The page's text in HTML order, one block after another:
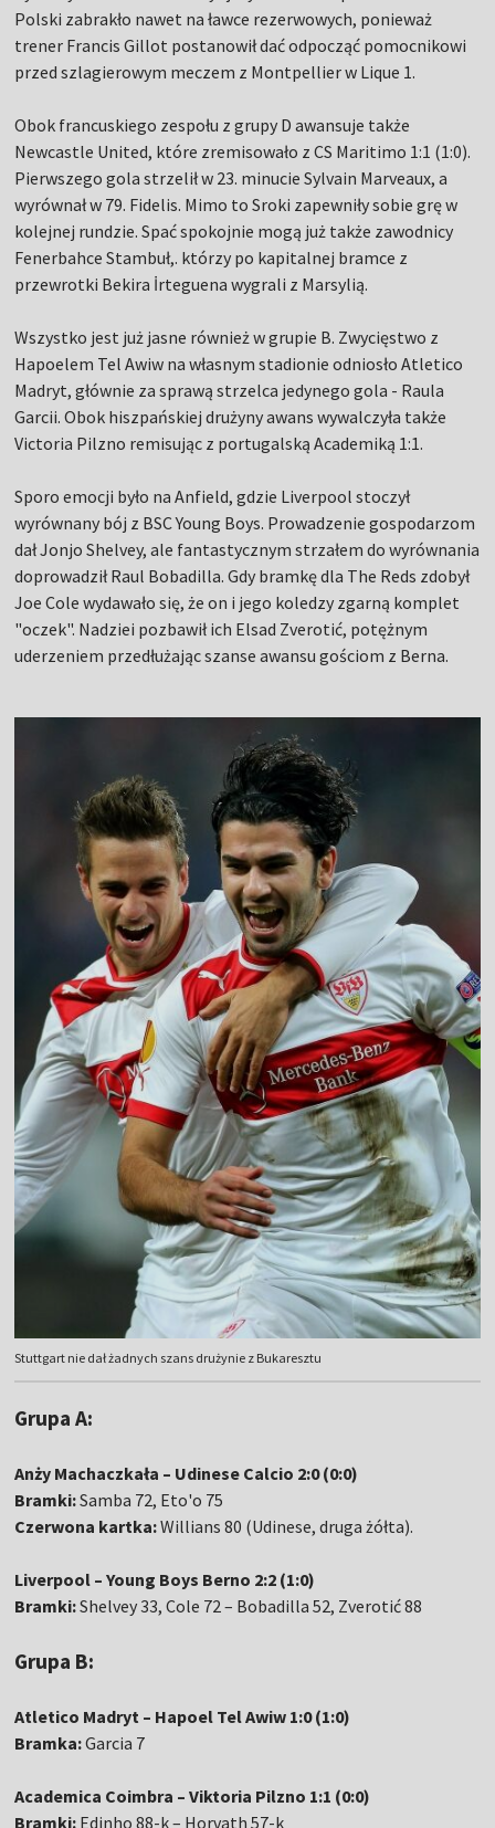
Polski zabrakło nawet na ławce rezerwowych, ponieważ
trener Francis Gillot postanowił dać odpocząć pomocnikowi
przed szlagierowym meczem z Montpellier w Lique 1.
Obok francuskiego zespołu z grupy D awansuje także
Newcastle United, które zremisowało z CS Maritimo 1:1 (1:0).
Pierwszego gola strzelił w 23. minucie Sylvain Marveaux, a
wyrównał w 79. Fidelis. Mimo to Sroki zapewniły sobie grę w
kolejnej rundzie. Spać spokojnie mogą już także zawodnicy
Fenerbahce Stambuł,. którzy po kapitalnej bramce z
przewrotki Bekira İrteguena wygrali z Marsylią.
Wszystko jest już jasne również w grupie B. Zwycięstwo z
Hapoelem Tel Awiw na własnym stadionie odniosło Atletico
Madryt, głównie za sprawą strzelca jedynego gola - Raula
Garcii. Obok hiszpańskiej drużyny awans wywalczyła także
Victoria Pilzno remisując z portugalską Academiką 1:1.
Sporo emocji było na Anfield, gdzie Liverpool stoczył
wyrównany bój z BSC Young Boys. Prowadzenie gospodarzom
dał Jonjo Shelvey, ale fantastycznym strzałem do wyrównania
doprowadził Raul Bobadilla. Gdy bramkę dla The Reds zdobył
Joe Cole wydawało się, że on i jego koledzy zgarną komplet
"oczek". Nadziei pozbawił ich Elsad Zverotić, potężnym
uderzeniem przedłużając szanse awansu gościom z Berna.
Stuttgart nie dał żadnych szans drużynie z Bukaresztu
Grupa A:
Anży Machaczkała – Udinese Calcio 2:0 (0:0)
Bramki:Samba 72, Eto'o 75
Czerwona kartka:Willians 80 (Udinese, druga żółta).
Liverpool – Young Boys Berno 2:2 (1:0)
Bramki:Shelvey 33, Cole 72 – Bobadilla 52, Zverotić 88
Grupa B:
Atletico Madryt – Hapoel Tel Awiw 1:0 (1:0)
Bramka:Garcia 7
Academica Coimbra – Viktoria Pilzno 1:1 (0:0)
Bramki: Edinho 88-k – Horvath 57-k